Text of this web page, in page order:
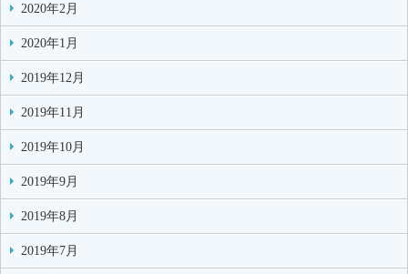
2020年2月
2020年1月
2019年12月
2019年11月
2019年10月
2019年9月
2019年8月
2019年7月